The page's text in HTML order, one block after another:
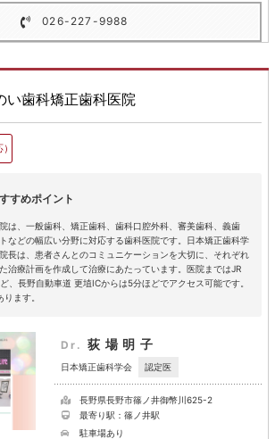
026-227-9988
い歯科矯正歯科医院
すめポイント
は、一般歯科、矯正歯科、歯科口腔外科、審美歯科、義歯
などの幅広い分野に対応する歯科医院です。日本矯正歯科学
長は、患者さんとのコミュニケーションを大切に、それぞれ
治療計画を作成して治療にあたっています。医院まではJR
、長野自動車道 更埴ICからは5分ほどでアクセス可能です。
ます。
Dr. 荻場明子
日本矯正歯科学会 認定医
長野県長野市篠ノ井御幣川625-2
最寄り駅：篠ノ井駅
駐車場あり